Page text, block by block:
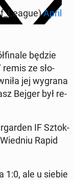
April
będzie
remis ze sło­
jej wygrana
Bejger był re­
IF Sztok­
Rapid
1:0, ale u siebie